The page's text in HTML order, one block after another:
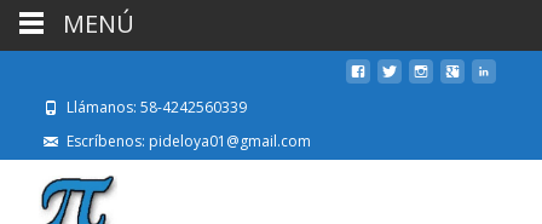
Llámanos: 58-4242560339
Escríbenos: pideloya01@gmail.com
MENÚ